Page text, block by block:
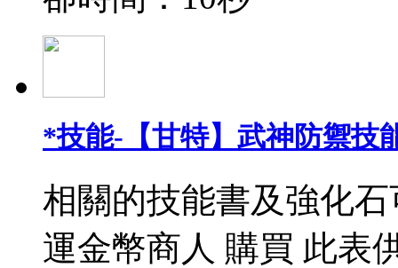
*技能-【甘特】武神防禦技
相關的技能書及強化
運金幣商人 購買 此表